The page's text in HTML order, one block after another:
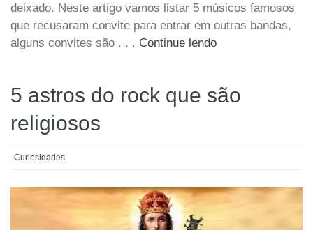
deixado. Neste artigo vamos listar 5 músicos famosos
que recusaram convite para entrar em outras bandas,
alguns convites são . . . Continue lendo
5 astros do rock que são
religiosos
Curiosidades